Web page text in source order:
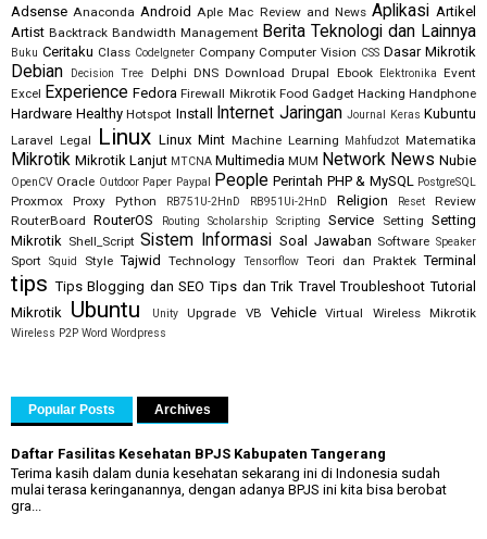
Adsense Anaconda Android Aple Mac Review and News Aplikasi Artikel
Artist Backtrack Bandwidth Management Berita Teknologi dan Lainnya
Buku Ceritaku Class CodeIgneter Company Computer Vision CSS Dasar Mikrotik
Debian Decision Tree Delphi DNS Download Drupal Ebook Elektronika Event
Excel Experience Fedora Firewall Mikrotik Food Gadget Hacking Handphone
Hardware Healthy Hotspot Install Internet Jaringan Journal Keras Kubuntu
Laravel Legal Linux Linux Mint Machine Learning Mahfudzot Matematika
Mikrotik Mikrotik Lanjut MTCNA Multimedia MUM Network News Nubie
OpenCV Oracle Outdoor Paper Paypal People Perintah PHP & MySQL PostgreSQL
Proxmox Proxy Python RB751U-2HnD RB951Ui-2HnD Religion Reset
Review
RouterBoard
RouterOS Routing Scholarship Scripting Service Setting Setting
Mikrotik Shell_Script Sistem Informasi Soal Jawaban Software Speaker
Sport Squid Style Tajwid Technology Tensorflow Teori dan Praktek Terminal
tips Tips Blogging dan SEO Tips dan Trik Travel Troubleshoot Tutorial
Mikrotik Ubuntu Unity Upgrade VB Vehicle Virtual Wireless Mikrotik
Wireless P2P Word Wordpress
Popular Posts Archives
Daftar Fasilitas Kesehatan BPJS Kabupaten Tangerang
Terima kasih dalam dunia kesehatan sekarang ini di Indonesia sudah
mulai terasa keringanannya, dengan adanya BPJS ini kita bisa berobat
gra...